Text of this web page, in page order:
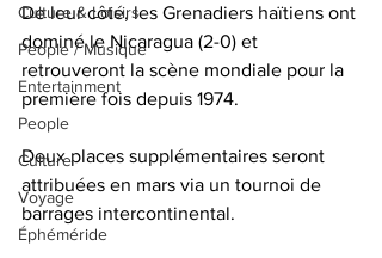
Culture & Loisirs
People / Musique
Entertainment
People
Culture
Voyage
Éphéméride
De leur côté, les Grenadiers haïtiens ont
dominé le Nicaragua (2-0) et
retrouveront la scène mondiale pour la
première fois depuis 1974.
Deux places supplémentaires seront
attribuées en mars via un tournoi de
barrages intercontinental.